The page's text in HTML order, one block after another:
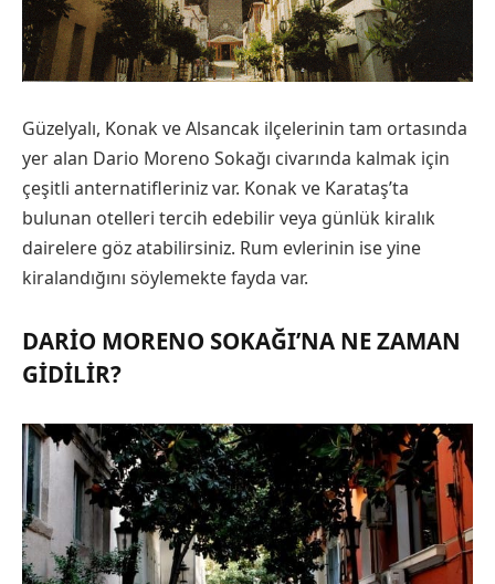
Güzelyalı, Konak ve Alsancak ilçelerinin tam ortasında
yer alan Dario Moreno Sokağı civarında kalmak için
çeşitli anternatifleriniz var. Konak ve Karataş’ta
bulunan otelleri tercih edebilir veya günlük kiralık
dairelere göz atabilirsiniz. Rum evlerinin ise yine
kiralandığını söylemekte fayda var.
DARIO MORENO SOKAĞI’NA NE ZAMAN
GIDILIR?